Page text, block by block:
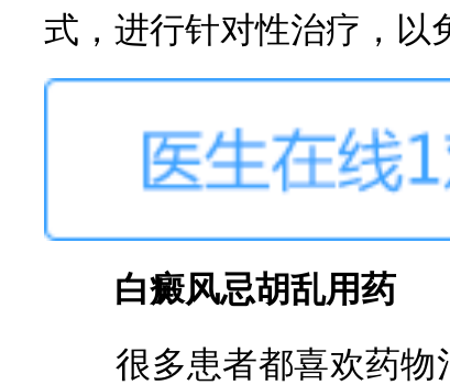
式，进行针对性治疗，以
白癜风忌胡乱用药
很多患者都喜欢药物